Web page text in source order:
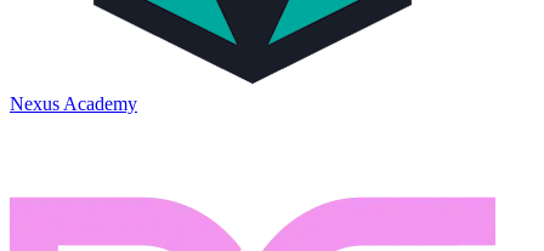
Nexus Academy